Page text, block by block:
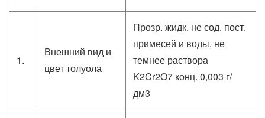
1.
Внешний вид и
цвет толуола
Прозр. жидк. не сод. пост.
примесей и воды, не
темнее раствора
K2Cr2O7 конц. 0,003 г/
дм3